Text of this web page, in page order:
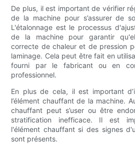
De plus, il est important de vérifier
de la machine pour s’assurer de
L'étalonnage est le processus
de la machine pour garantir
correcte de chaleur et de pression
laminage. Cela peut être fait en
fourni par le fabricant ou en
professionnel.
En plus de cela, il est important
l’élément chauffant de la machine.
chauffant peut s’user ou être
stratification inefficace. Il est
l'élément chauffant si des signes
sont présents.